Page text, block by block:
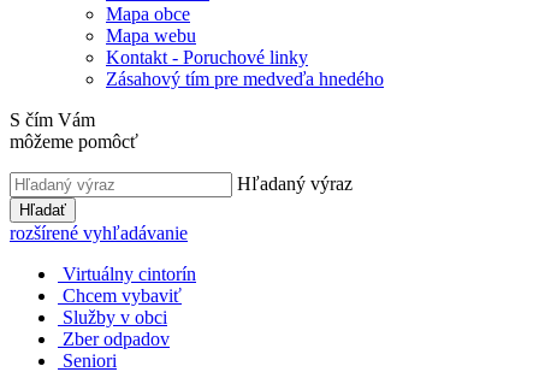
Mapa obce
Mapa webu
Kontakt - Poruchové linky
Zásahový tím pre medveďa hnedého
S čím Vám
môžeme pomôcť
Hľadaný výraz
Hľadať
rozšírené vyhľadávanie
Virtuálny cintorín
Chcem vybaviť
Služby v obci
Zber odpadov
Seniori